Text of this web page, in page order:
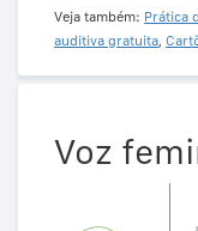
Veja também: Prática
auditiva gratuita,
Voz